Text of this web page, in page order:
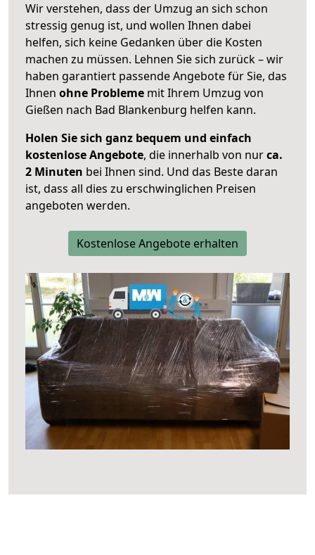
Wir verstehen, dass der Umzug an sich schon
stressig genug ist, und wollen Ihnen dabei
helfen, sich keine Gedanken über die Kosten
machen zu müssen. Lehnen Sie sich zurück – wir
haben garantiert passende Angebote für Sie, das
Ihnen ohne Probleme mit Ihrem Umzug von
Gießen nach Bad Blankenburg helfen kann.
Holen Sie sich ganz bequem und einfach
kostenlose Angebote, die innerhalb von nurca.
2 Minuten bei Ihnen sind. Und das Beste daran
ist, dass all dies zu erschwinglichen Preisen
angeboten werden.
Kostenlose Angebote erhalten